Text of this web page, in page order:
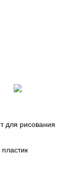
для рисования